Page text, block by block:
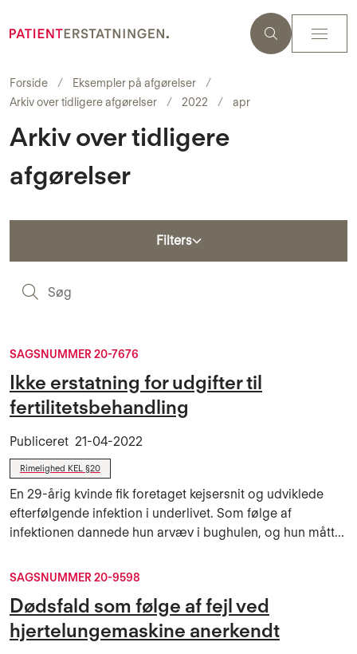
Forside
Eksempler på afgørelser
Arkiv over tidligere afgørelser
2022 apr
Arkiv over tidligere
afgørelser
Filters
SAGSNUMMER 20-7676
Ikke erstatning for udgifter til
fertilitetsbehandling
Publiceret 21-04-2022
Rimelighed KEL §20
En 29-årig kvinde fik foretaget kejsersnit og udviklede
efterfølgende infektion i underlivet. Som følge af
infektionen dannede hun arvæv i bughulen, og hun mått...
SAGSNUMMER 20-9598
Dødsfald som følge af fejl ved
hjertelungemaskine anerkendt